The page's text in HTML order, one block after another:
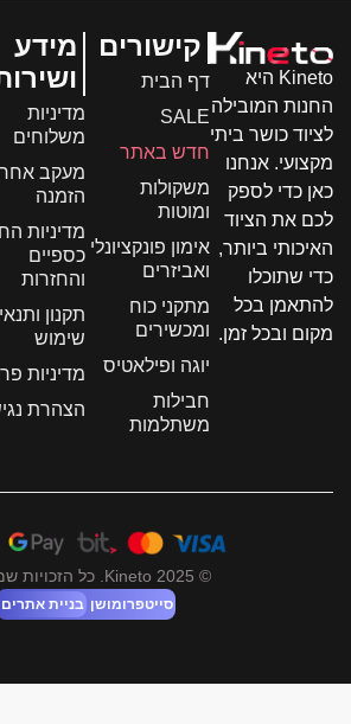
Kineto היא
המובילה
כושר ביתי
אנחנו
כדי לספק
את הציוד
ביותר,
שתוכלו
בכל
ובכל זמן.
קישורים
דף הבית
SALE
חדש באתר
משקולות
ומוטות
אימון פונקציונלי
ואביזרים
מתקני כוח
ומכשירים
יוגה ופילאטיס
חבילות
משתלמות
מידע
ושירות
מדיניות
משלוחים
מעקב אחרי
הזמנה
מדיניות החזרים
כספיים
והחזרות
תקנון ותנאי
שימוש
מדיניות פרטיות
הצהרת נגישות
סייטפרומושןבניית אתרים